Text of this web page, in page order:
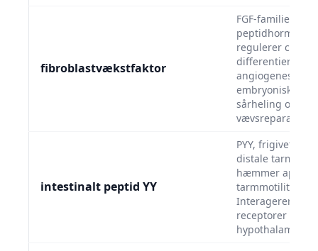
fibroblastvækstfaktor
FGF-familie
regulerer
differentiering
angiogenese.
embryonisk
sårheling og
vævsreparation.
intestinalt peptid YY
PYY, frigivet fra
distale tarm,
hæmmer
tarmmotilitet.
Interagerer med
receptorer i
hypothalamus.